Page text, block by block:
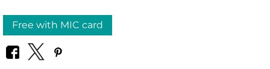
Free with MIC card